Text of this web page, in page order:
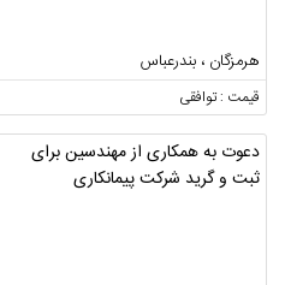
هرمزگان ، بندرعباس
قیمت : توافقی
دعوت به همکاری از مهندسین برای
ثبت و گرید شرکت پیمانکاری